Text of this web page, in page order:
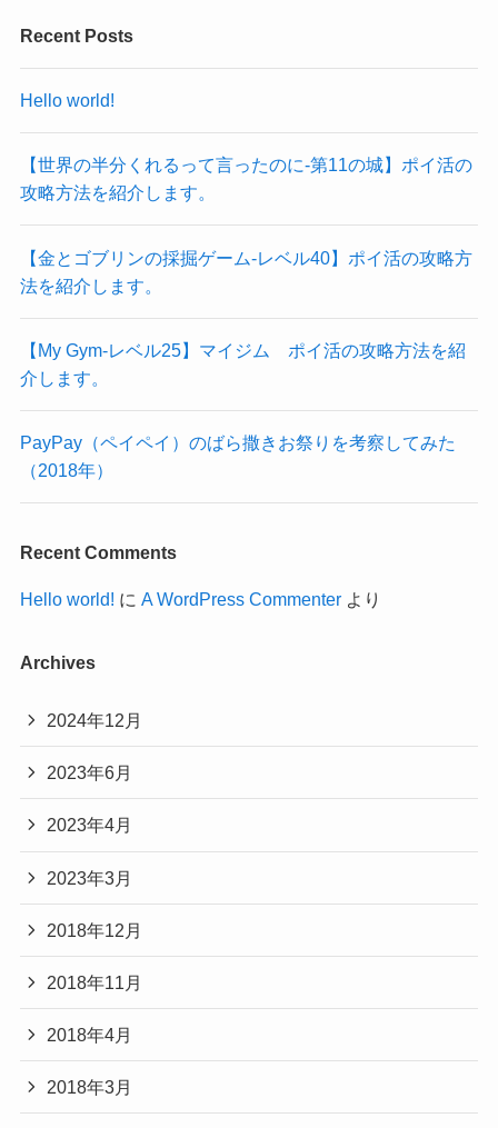
Recent Posts
Hello world!
【世界の半分くれるって言ったのに‐第11の城】ポイ活の
攻略方法を紹介します。
【金とゴブリンの採掘ゲーム-レベル40】ポイ活の攻略方
法を紹介します。
【My Gym-レベル25】マイジム ポイ活の攻略方法を紹
介します。
PayPay（ペイペイ）のばら撒きお祭りを考察してみた
（2018年）
Recent Comments
Hello world! に A WordPress Commenterより
Archives
2024年12月
2023年6月
2023年4月
2023年3月
2018年12月
2018年11月
2018年4月
2018年3月